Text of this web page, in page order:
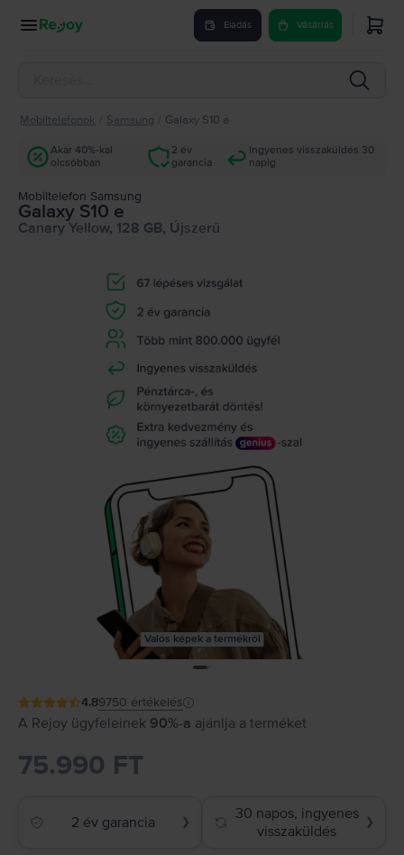
Eladás Vásárlás
Mobiltelefonok Samsung Galaxy S10 e
Akár 40%-kal
olcsóbban
2 év
garancia
Ingyenes visszaküldés 30
napig
Mobiltelefon Samsung
Galaxy S10 e
Canary Yellow, 128 GB, Újszerű
Valós képek a termékről
4.89750 értékelés
A Rejoy ügyfeleinek 90%-a ajánlja a terméket
75.990 FT
2 év garancia ❯
30 napos, ingyenes
visszaküldés
❯